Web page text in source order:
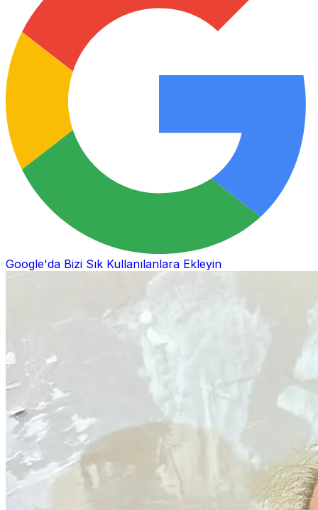
Google'da Bizi Sık Kullanılanlara Ekleyin